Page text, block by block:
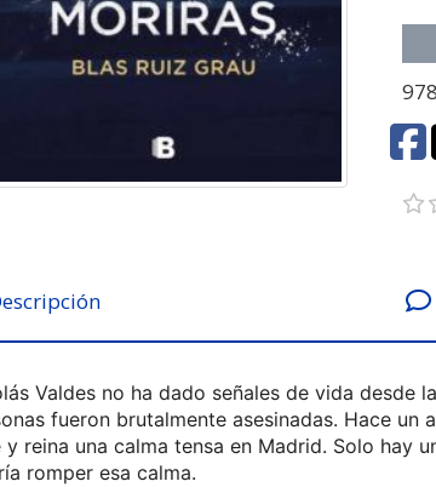
Valdes no ha dado señales de vida desde
fueron brutalmente asesinadas. Hace
y reina una calma tensa en Madrid. Solo hay
romper esa calma.